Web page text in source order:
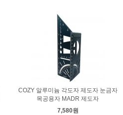
COZY 알루미늄 각도자 제도자 눈금자
목공용자 MADR 제도자
7,580원